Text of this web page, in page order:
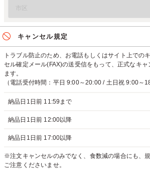
キャンセル規定
トラブル防止のため、お電話もしくはサイト上での
セル確定メール(FAX)の送受信をもって、正式なキャ
ます。
（電話受付時間：平日 9:00～20:00 / 土日祝 9:00～
納品日1日前 11:59まで
納品日1日前 12:00以降
納品日1日前 17:00以降
※注文キャンセルのみでなく、食数減の場合にも、
ご注意くださいませ。